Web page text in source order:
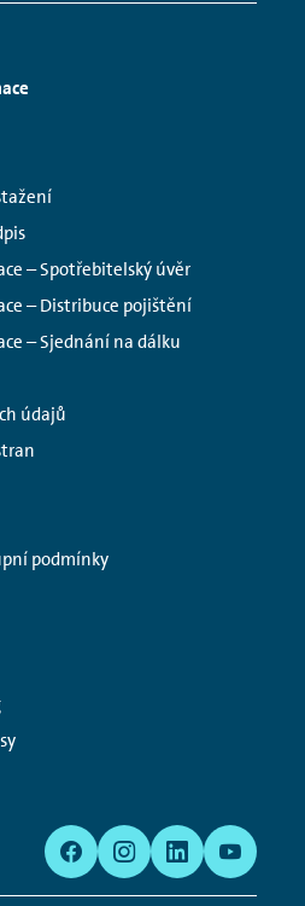
– Spotřebitelský úvěr
– Distribuce pojištění
– Sjednání na dálku
údajů
podmínky